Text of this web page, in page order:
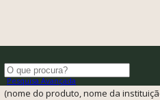
Pesquisa Avançada
(nome do produto, nome da